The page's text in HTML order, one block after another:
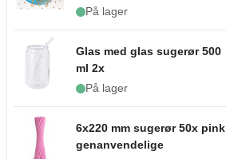
På lager
Glas med glas sugerør 500
ml 2x
På lager
6x220 mm sugerør 50x pink
genanvendelige